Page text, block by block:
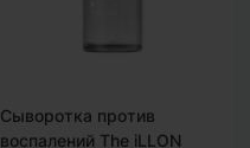
Сыворотка против
воспалений The iLLON